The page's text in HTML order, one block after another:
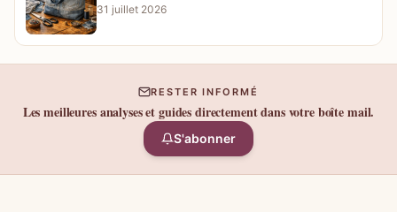
31 juillet 2026
RESTER INFORMÉ
Les meilleures analyses et guides directement dans votre boîte mail.
S'abonner